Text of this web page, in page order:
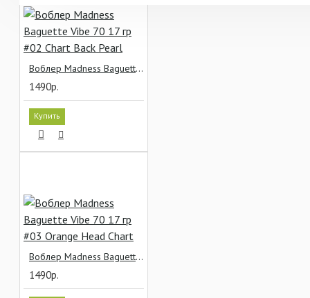
Воблер Madness Baguette Vibe 70 17 гр #02 Chart Back Pearl
1490р.
Купить
Воблер Madness Baguette Vibe 70 17 гр #03 Orange Head Chart
1490р.